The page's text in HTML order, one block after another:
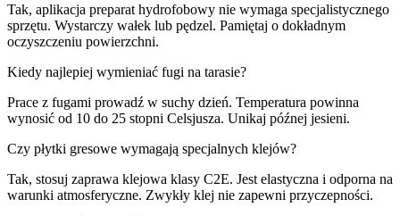
Tak, aplikacja preparat hydrofobowy nie wymaga specjalistycznego
sprzętu. Wystarczy wałek lub pędzel. Pamiętaj o dokładnym
oczyszczeniu powierzchni.
Kiedy najlepiej wymieniać fugi na tarasie?
Prace z fugami prowadź w suchy dzień. Temperatura powinna
wynosić od 10 do 25 stopni Celsjusza. Unikaj późnej jesieni.
Czy płytki gresowe wymagają specjalnych klejów?
Tak, stosuj zaprawa klejowa klasy C2E. Jest elastyczna i odporna na
warunki atmosferyczne. Zwykły klej nie zapewni przyczepności.